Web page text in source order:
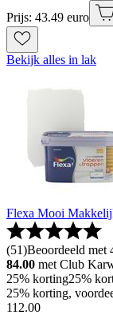
Prijs: 43.49 euro
Bekijk alles in lak
Flexa Mooi
(51)Beoordeeld met
84.00 met Club
25% korting25%
25% korting,
112.00